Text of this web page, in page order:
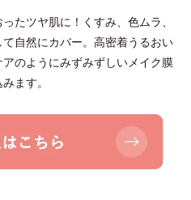
たツヤ肌に！くすみ、色ムラ、
自然にカバー。高密着うるおい
のようにみずみずしいメイク膜
ます。